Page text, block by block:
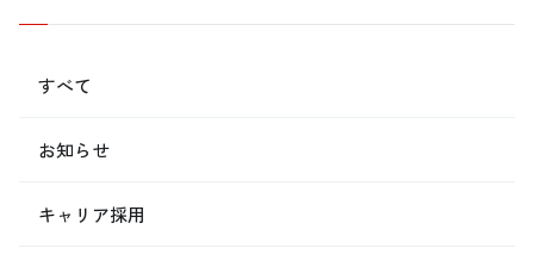
すべて
お知らせ
キャリア採用